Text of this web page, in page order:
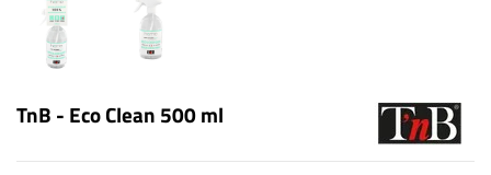
TnB - Eco Clean 500 ml